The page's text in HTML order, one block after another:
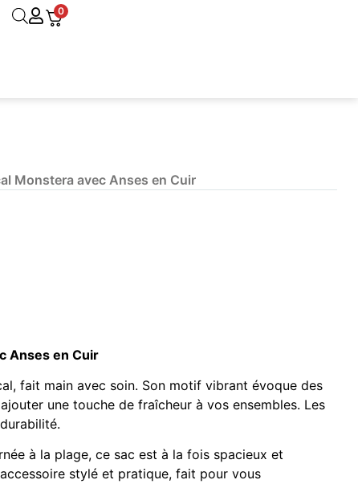
0
Monstera avec Anses en Cuir
Anses en Cuir
fait main avec soin. Son motif vibrant évoque des
une touche de fraîcheur à vos ensembles. Les
à la plage, ce sac est à la fois spacieux et
stylé et pratique, fait pour vous